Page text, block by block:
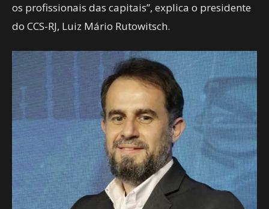
os profissionais das capitais”, explica o presidente
do CCS-RJ, Luiz Mário Rutowitsch.